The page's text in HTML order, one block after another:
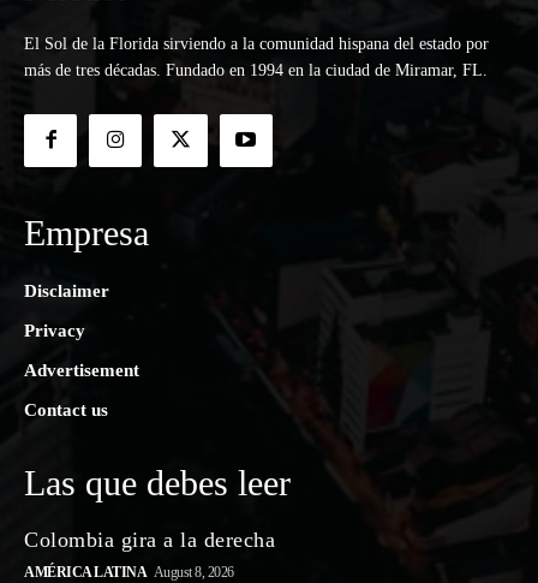
El Sol de la Florida sirviendo a la comunidad hispana del estado por
más de tres décadas. Fundado en 1994 en la ciudad de Miramar, FL.
Empresa
Disclaimer
Privacy
Advertisement
Contact us
Las que debes leer
Colombia gira a la derecha
AMÉRICA LATINA August 8, 2026